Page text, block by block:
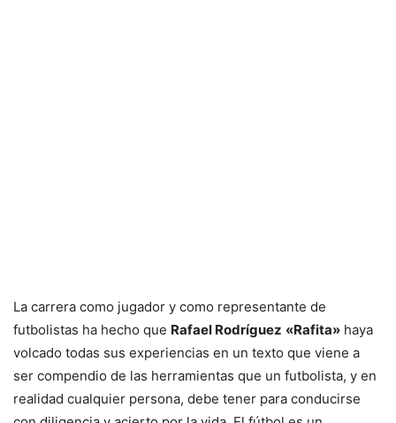
La carrera como jugador y como representante de
futbolistas ha hecho que Rafael Rodríguez «Rafita» haya
volcado todas sus experiencias en un texto que viene a
ser compendio de las herramientas que un futbolista, y en
realidad cualquier persona, debe tener para conducirse